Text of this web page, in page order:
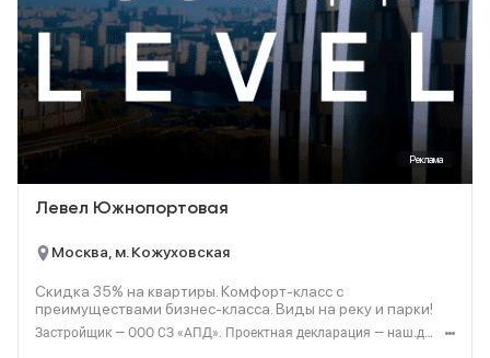
Реклама
Левел Южнопортовая
Москва, м. Кожуховская
Скидка 35% на квартиры. Комфорт-класс с
преимуществами бизнес-класса. Виды на реку и парки!
Застройщик — ООО СЗ «АПД». Проектная декларация — наш.дом.рф. Акция до 28.02.2026. Не оферта. Подробности — Level.ru